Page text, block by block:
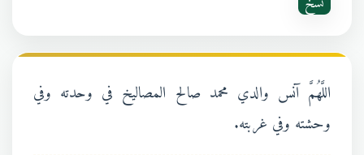
اللَّهُمَّ آنس والدي محمد صالح المصاليخ في وحدته وفي
وحشته وفي غربته.